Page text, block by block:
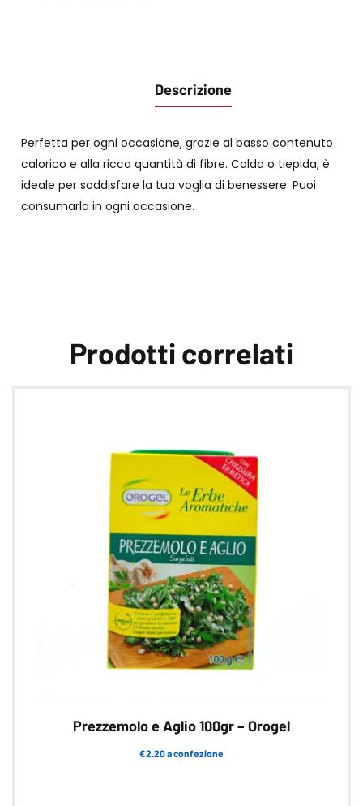
Descrizione
Perfetta per ogni occasione, grazie al basso contenuto
calorico e alla ricca quantità di fibre. Calda o tiepida, è
ideale per soddisfare la tua voglia di benessere. Puoi
consumarla in ogni occasione.
Prodotti correlati
Prezzemolo e Aglio 100gr – Orogel
€2.20 a confezione